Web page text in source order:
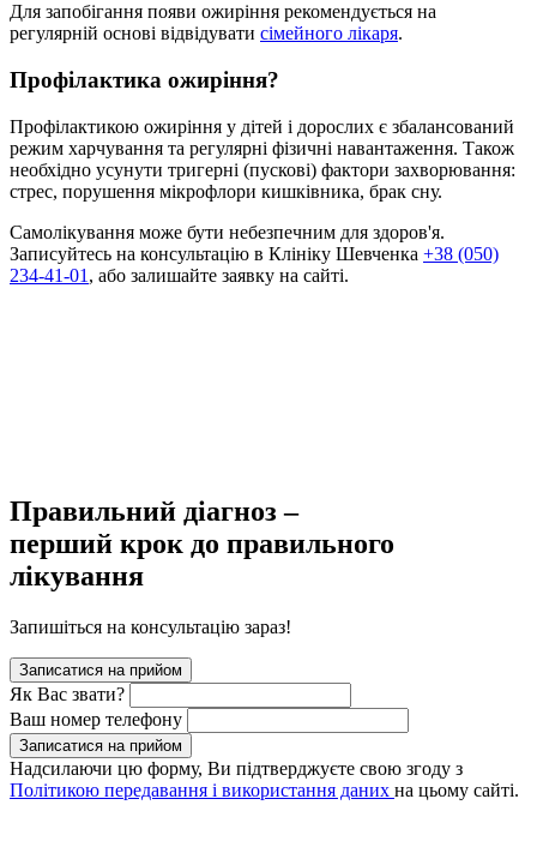
Для запобігання появи ожиріння рекомендується на
регулярній основі відвідувати сімейного лікаря.
Профілактика ожиріння?
Профілактикою ожиріння у дітей і дорослих є збалансований
режим харчування та регулярні фізичні навантаження. Також
необхідно усунути тригерні (пускові) фактори захворювання:
стрес, порушення мікрофлори кишківника, брак сну.
Самолікування може бути небезпечним для здоров'я.
Записуйтесь на консультацію в Клініку Шевченка +38 (050)
234-41-01 , або залишайте заявку на сайті.
Правильний діагноз –
перший крок до правильного
лікування
Запишіться на консультацію зараз!
Записатися на прийом
Як Вас звати?
Ваш номер телефону
Записатися на прийом
Надсилаючи цю форму, Ви підтверджуєте свою згоду з
Політикою передавання і використання даних на цьому сайті.